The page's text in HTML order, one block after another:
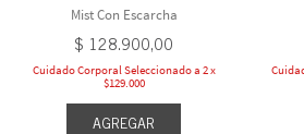
Mist Con Escarcha
$ 128.900,00
Cuidado Corporal Seleccionado a 2 x
$129.000
AGREGAR